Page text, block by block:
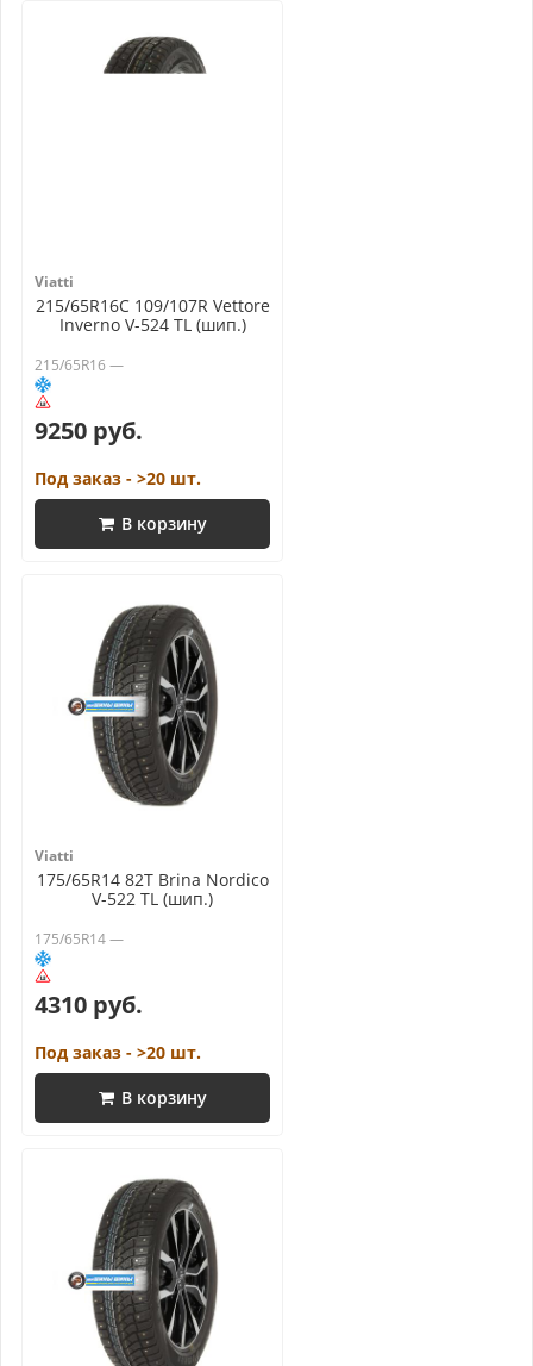
Viatti
215/65R16C 109/107R Vettore
Inverno V-524 TL (шип.)
215/65R16 —
9250 руб.
Под заказ - >20 шт.
В корзину
Viatti
175/65R14 82T Brina Nordico
V-522 TL (шип.)
175/65R14 —
4310 руб.
Под заказ - >20 шт.
В корзину